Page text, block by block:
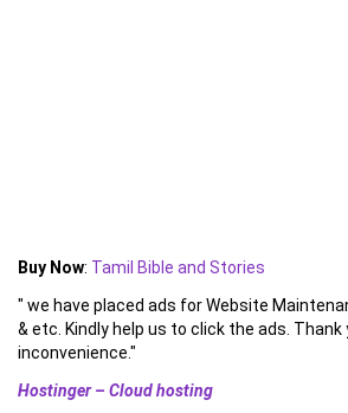
Buy Now: Tamil Bible and Stories
" we have placed ads for Website
& etc. Kindly help us to click the ads. Thank
inconvenience."
Hostinger – Cloud hosting